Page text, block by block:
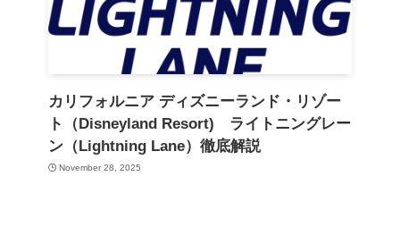
カリフォルニア ディズニーランド・リゾー
ト（Disneyland Resort) ライトニングレー
ン（Lightning Lane）徹底解説
November 28, 2025